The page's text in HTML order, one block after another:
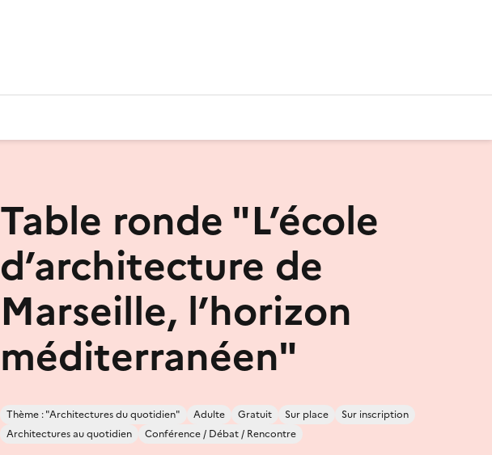
Table ronde "L’école
d’architecture de
Marseille, l’horizon
méditerranéen"
Thème : "Architectures du quotidien" Adulte Gratuit Sur place
Sur inscription
Architectures au quotidien
Conférence / Débat / Rencontre